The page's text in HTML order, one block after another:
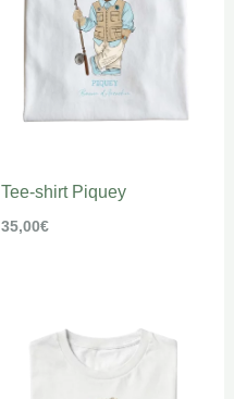
Tee-shirt Piquey
35,00€